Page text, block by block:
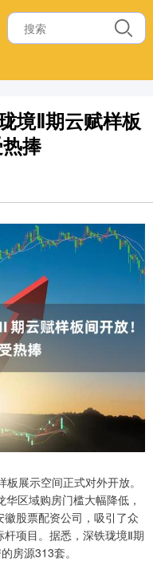
境Ⅱ期云赋样板
捧
展示空间正式对外开放。
华区域购房门槛大幅降低，
股票配资公司，吸引了众
项目。据悉，深铁珑境Ⅱ期
房源313套。